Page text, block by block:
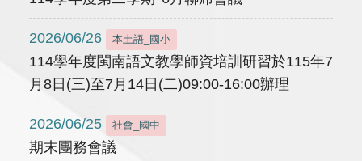
2026/06/26 本土語_國小
114學年度閩南語文教學師資培訓研習於115年7
月8日(三)至7月14日(二)09:00-16:00辦理
2026/06/25 社會_國中
期末團務會議